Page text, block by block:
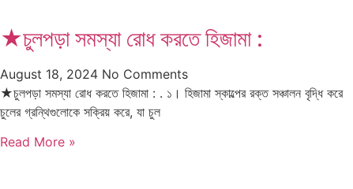
★চুলপড়া সমস্যা রোধ করতে হিজামা :
August 18, 2024 No Comments
★চুলপড়া সমস্যা রোধ করতে হিজামা : . ১। হিজামা স্কাল্পের রক্ত ​​সঞ্চালন বৃদ্ধি করে
চুলের গ্রন্থিগুলোকে সক্রিয় করে, যা চুল
Read More »